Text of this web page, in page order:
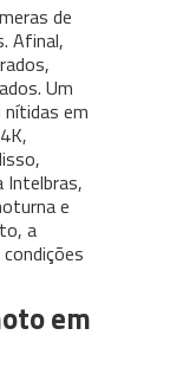
de
Afinal,
Um
nítidas em
Intelbras,
e
a
em